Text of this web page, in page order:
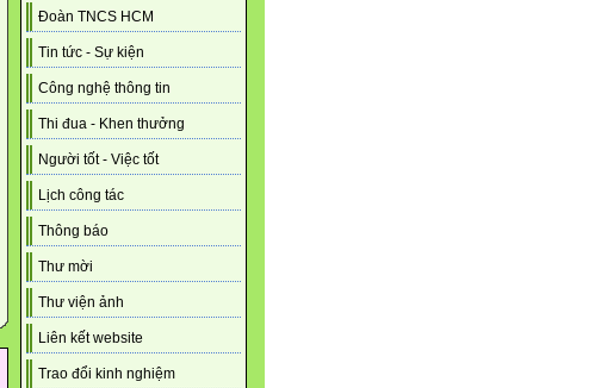
Đoàn TNCS HCM
Tin tức - Sự kiện
Công nghệ thông tin
Thi đua - Khen thưởng
Người tốt - Việc tốt
Lịch công tác
Thông báo
Thư mời
Thư viện ảnh
Liên kết website
Trao đổi kinh nghiệm